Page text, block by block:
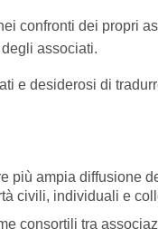
confronti dei propri
associati.
e desiderosi di
più ampia diffusione
civili, individuali e
consortili tra